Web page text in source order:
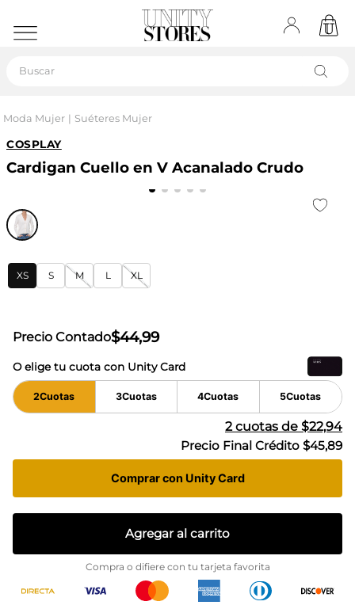
Moda Mujer Suéteres Mujer
COSPLAY
Cardigan Cuello en V Acanalado Crudo
XS S M L XL
Precio Contado$44,99
O elige tu cuota con Unity Card
2Cuotas 3Cuotas 4Cuotas 5Cuotas
2cuotas de $22,94
Precio Final Crédito $45,89
Comprar con Unity Card
Agregar al carrito
Compra o difiere con tu tarjeta favorita